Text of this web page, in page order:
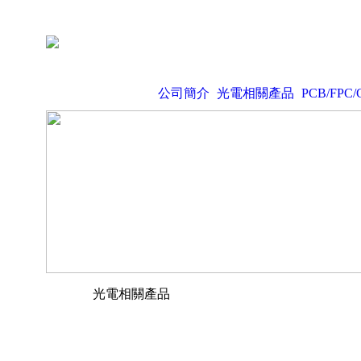
公司簡介 光電相關產品 PCB/FPC/
光電相關產品